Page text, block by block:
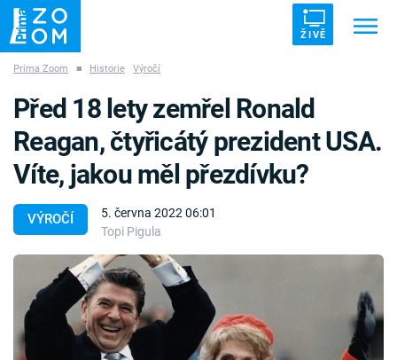
ŽIVĚ
ZÁHADY VETŘELCI DÁVNOVĚKU
Témata
Témata
Pořady
Prima Zoom ■ Historie Výročí
VÝROČÍ
5. června 2022 06:01
Topi Pigula
Před 18 lety zemřel Ronald
Reagan, čtyřicátý prezident USA.
Víte, jakou měl přezdívku?